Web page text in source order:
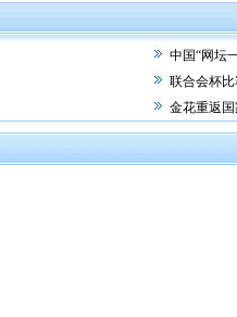
中国“网坛
联合会杯
金花重返